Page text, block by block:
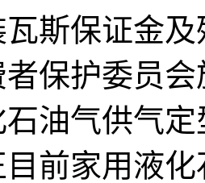
斯保证金
保护委员
石油气供气
前家用液